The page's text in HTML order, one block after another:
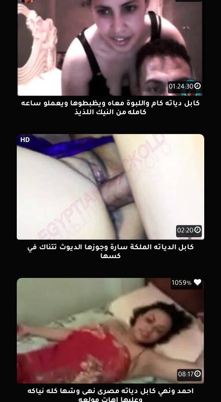
01:24:30
كابل دياثه كام واللبوة معاه ويظبطوها ويعملو ساعه
كامله من النيك اللذيذ
02:20
HD
كابل الدياثه الملكة سارة وجوزها الديوث تتناك في
كسها
08:17
1059%
احمد ونهي كابل دياثه مصرى نهى وشها كله نياكه